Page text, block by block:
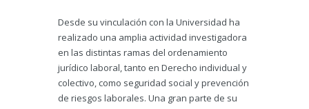
Desde su vinculación con la Universidad ha
realizado una amplia actividad investigadora
en las distintas ramas del ordenamiento
jurídico laboral, tanto en Derecho individual y
colectivo, como seguridad social y prevención
de riesgos laborales. Una gran parte de su